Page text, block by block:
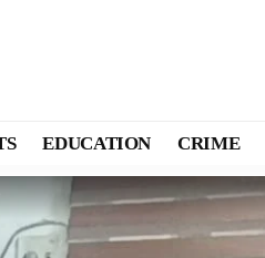
EDUCATION CRIME